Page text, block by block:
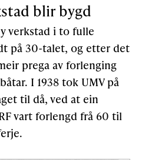
blir bygd
verkstad i to fulle
på 30-talet, og etter det
prega av forlenging
I 1938 tok UMV på
til då, ved at ein
vart forlengd frå 60 til